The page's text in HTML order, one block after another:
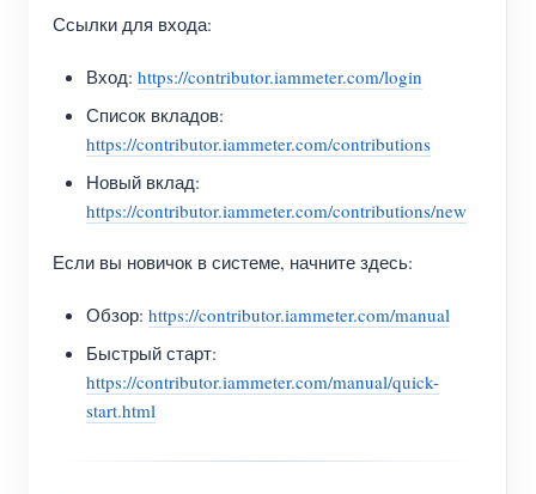
Ссылки для входа:
Вход: https://contributor.iammeter.com/login
Список вкладов:
https://contributor.iammeter.com/contributions
Новый вклад:
https://contributor.iammeter.com/contributions/new
Если вы новичок в системе, начните здесь:
Обзор: https://contributor.iammeter.com/manual
Быстрый старт:
https://contributor.iammeter.com/manual/quick-
start.html